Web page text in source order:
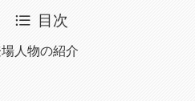
目次
人物の紹介